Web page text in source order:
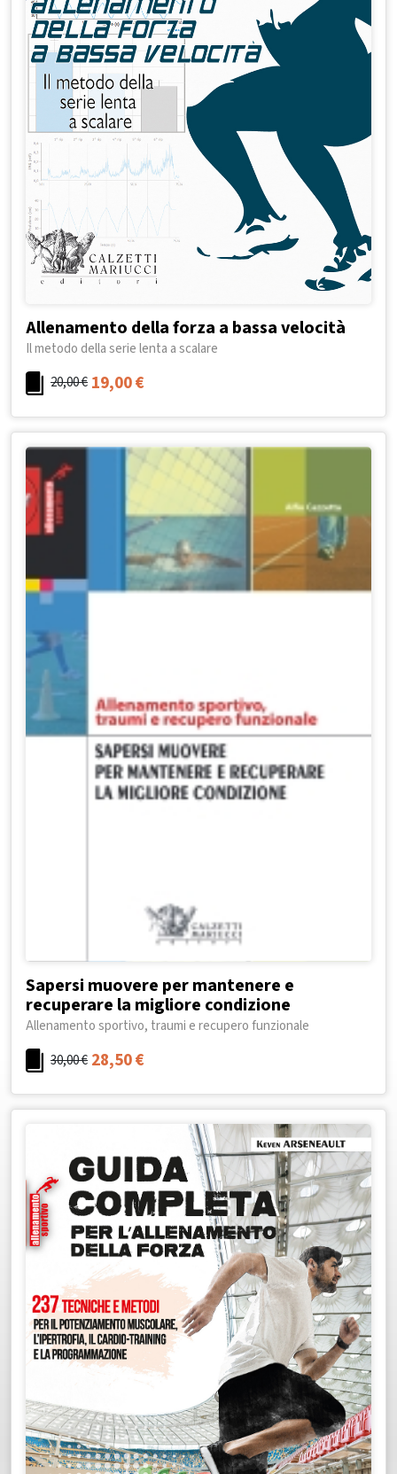
Allenamento della forza a bassa velocità
Il metodo della serie lenta a scalare
20,00€ 19,00€
Sapersi muovere per mantenere e
recuperare la migliore condizione
Allenamento sportivo, traumi e recupero funzionale
30,00€ 28,50€